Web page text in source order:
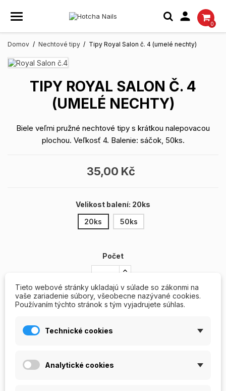

0
Domov Nechtové tipy Tipy Royal Salon č. 4 (umelé nechty)
TIPY ROYAL SALON Č. 4
(UMELÉ NECHTY)
Biele veľmi pružné nechtové tipy s krátkou nalepovacou
plochou. Veľkosť 4. Balenie: sáčok, 50ks.
35,00 Kč
Velikost balení: 20ks
20ks 50ks
Počet
Write your review
Tieto webové stránky ukladajú v súlade so zákonmi na
vaše zariadenie súbory, všeobecne nazývané cookies.
Používaním týchto stránok s tým vyjadrujete súhlas.
Technické cookies
Analytické cookies